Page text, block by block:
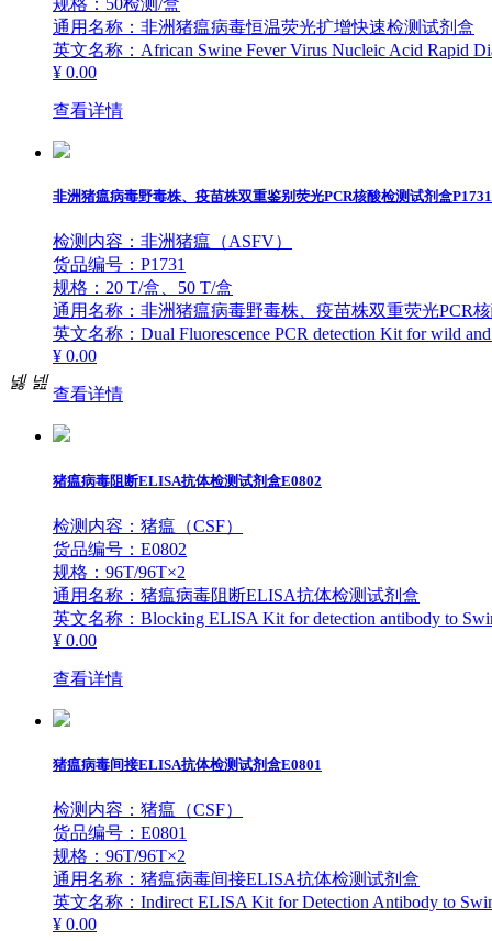
规格：50检测/盒
通用名称：非洲猪瘟病毒恒温荧光扩增快速检测试剂盒
英文名称：African Swine Fever Virus Nucleic Acid Rapid
¥ 0.00
查看详情
非洲猪瘟病毒野毒株、疫苗株双重鉴别荧光PCR核酸检测试剂盒P1731
检测内容：非洲猪瘟（ASFV）
货品编号：P1731
规格：20 T/盒、50 T/盒
通用名称：非洲猪瘟病毒野毒株、疫苗株双重荧光PCR
英文名称：Dual Fluorescence PCR detection Kit for wild
¥ 0.00
查看详情
猪瘟病毒阻断ELISA抗体检测试剂盒E0802
检测内容：猪瘟（CSF）
货品编号：E0802
规格：96T/96T×2
通用名称：猪瘟病毒阻断ELISA抗体检测试剂盒
英文名称：Blocking ELISA Kit for detection antibody to
¥ 0.00
查看详情
猪瘟病毒间接ELISA抗体检测试剂盒E0801
检测内容：猪瘟（CSF）
货品编号：E0801
规格：96T/96T×2
通用名称：猪瘟病毒间接ELISA抗体检测试剂盒
英文名称：Indirect ELISA Kit for Detection Antibody to
¥ 0.00
넳 넲